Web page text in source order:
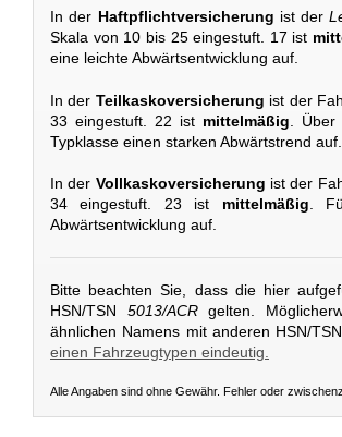
In der Haftpflichtversicherung ist der
Skala von 10 bis 25 eingestuft. 17 ist
eine leichte Abwärtsentwicklung auf.
In der Teilkaskoversicherung ist der
33 eingestuft. 22 ist mittelmäßig .
Typklasse einen starken Abwärtstrend auf.
In der Vollkaskoversicherung ist der
34 eingestuft. 23 ist mittelmäßig.
Abwärtsentwicklung auf.
Bitte beachten Sie, dass die hier
HSN/TSN 5013/ACRgelten.
ähnlichen Namens mit anderen HSN/
einen Fahrzeugtypen eindeutig.
Alle Angaben sind ohne Gewähr. Fehler oder